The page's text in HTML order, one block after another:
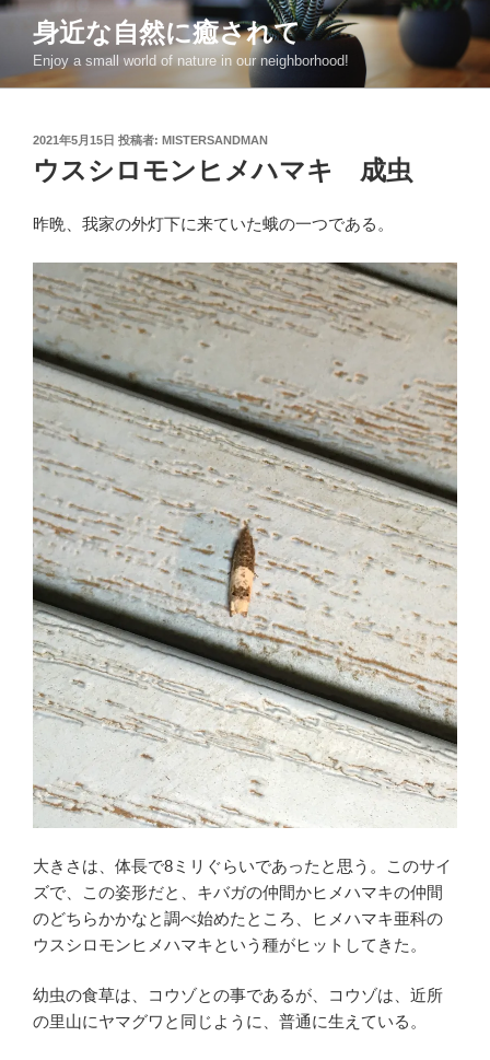
コ
ン
身近な自然に癒されて
Enjoy a small world of nature in our neighborhood!
投
日:
2021年5月15日 投稿者: MISTERSANDMAN
ウスシロモンヒメハマキ 成虫
昨晩、我家の外灯下に来ていた蛾の一つである。
大きさは、体長で8ミリぐらいであったと思う。このサイ
ズで、この姿形だと、キバガの仲間かヒメハマキの仲間
のどちらかかなと調べ始めたところ、ヒメハマキ亜科の
ウスシロモンヒメハマキという種がヒットしてきた。
幼虫の食草は、コウゾとの事であるが、コウゾは、近所
の里山にヤマグワと同じように、普通に生えている。